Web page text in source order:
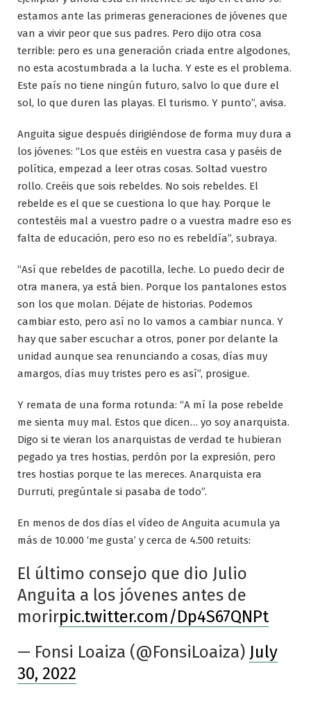
estamos ante las primeras generaciones de jóvenes que
van a vivir peor que sus padres. Pero dijo otra cosa
terrible: pero es una generación criada entre algodones,
no esta acostumbrada a la lucha. Y este es el problema.
Este país no tiene ningún futuro, salvo lo que dure el
sol, lo que duren las playas. El turismo. Y punto”, avisa.
Anguita sigue después dirigiéndose de forma muy dura a
los jóvenes: “Los que estéis en vuestra casa y paséis de
política, empezad a leer otras cosas. Soltad vuestro
rollo. Creéis que sois rebeldes. No sois rebeldes. El
rebelde es el que se cuestiona lo que hay. Porque le
contestéis mal a vuestro padre o a vuestra madre eso es
falta de educación, pero eso no es rebeldía”, subraya.
“Así que rebeldes de pacotilla, leche. Lo puedo decir de
otra manera, ya está bien. Porque los pantalones estos
son los que molan. Déjate de historias. Podemos
cambiar esto, pero así no lo vamos a cambiar nunca. Y
hay que saber escuchar a otros, poner por delante la
unidad aunque sea renunciando a cosas, días muy
amargos, días muy tristes pero es así”, prosigue.
Y remata de una forma rotunda: “A mí la pose rebelde
me sienta muy mal. Estos que dicen… yo soy anarquista.
Digo si te vieran los anarquistas de verdad te hubieran
pegado ya tres hostias, perdón por la expresión, pero
tres hostias porque te las mereces. Anarquista era
Durruti, pregúntale si pasaba de todo”.
En menos de dos días el vídeo de Anguita acumula ya
más de 10.000 ‘me gusta’ y cerca de 4.500 retuits:
El último consejo que dio Julio
Anguita a los jóvenes antes de
morirpic.twitter.com/Dp4S67QNPt
— Fonsi Loaiza (@FonsiLoaiza) July
30, 2022